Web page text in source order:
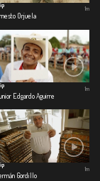
Orjuela
1m
Edgardo Aguirre
1m
Gordillo
1m